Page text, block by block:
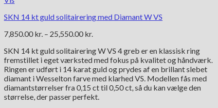
SKN 14 kt guld solitairering med Diamant W VS
7,850.00 kr. – 25,550.00 kr.
til
25,550.00 kr.
SKN 14 kt guld solitairering W VS 4 greb er en klassisk ring
fremstillet i eget værksted med fokus på kvalitet og håndværk.
Ringen er udført i 14 karat guld og prydes af en brillant slebet
diamant i Wesselton farve med klarhed VS. Modellen fås med
diamantstørrelser fra 0,15 ct til 0,50 ct, så du kan vælge den
størrelse, der passer perfekt.